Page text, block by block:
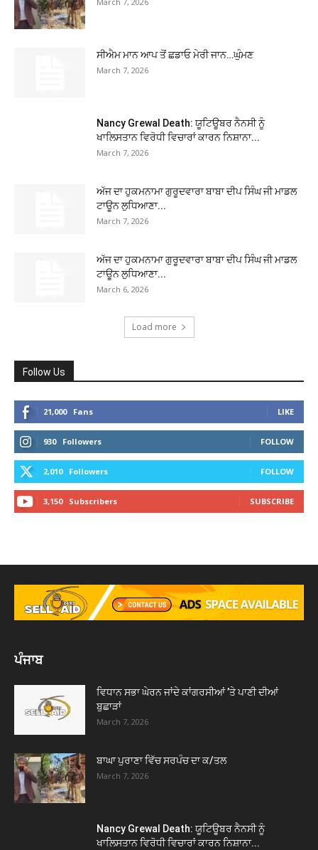
ਸੀਐਮ ਮਾਨ ਆਪ ਤੋਂ ਛਡਾਓ ਮੇਰੀ ਜਾਨ…ਘੁੰਮਣ
March 7, 2026
Nancy Grewal Death: ਯੂਟਿਊਬਰ ਨੈਨਸੀ ਨੂੰ
ਖਾਲਿਸਤਾਨ ਵਿਰੋਧੀ ਵਿਚਾਰਾਂ ਕਾਰਨ ਨਿਸ਼ਾਨਾ...
March 7, 2026
ਅੱਜ ਦਾ ਹੁਕਮਨਾਮਾ ਗੁਰੂਦਵਾਰਾ ਬਾਬਾ ਦੀਪ ਸਿੰਘ ਜੀ ਮਾਡਲ
ਟਾਊਨ ਲੁਧਿਆਣਾ...
March 7, 2026
ਅੱਜ ਦਾ ਹੁਕਮਨਾਮਾ ਗੁਰੂਦਵਾਰਾ ਬਾਬਾ ਦੀਪ ਸਿੰਘ ਜੀ ਮਾਡਲ
ਟਾਊਨ ਲੁਧਿਆਣਾ...
March 6, 2026
Load more
Follow Us
21,000 Fans LIKE
930 Followers FOLLOW
2,010 Followers FOLLOW
3,150 Subscribers SUBSCRIBE
ਪੰਜਾਬ
ਵਿਧਾਨ ਸਭਾ ਘੇਰਨ ਜਾਂਦੇ ਕਾਂਗਰਸੀਆਂ ’ਤੇ ਪਾਣੀ ਦੀਆਂ
ਬੁਛਾੜਾਂ
March 7, 2026
ਬਾਘਾ ਪੁਰਾਣਾ ਵਿੱਚ ਸਰਪੰਚ ਦਾ ਕ/ਤਲ
March 7, 2026
Nancy Grewal Death: ਯੂਟਿਊਬਰ ਨੈਨਸੀ ਨੂੰ
ਖਾਲਿਸਤਾਨ ਵਿਰੋਧੀ ਵਿਚਾਰਾਂ ਕਾਰਨ ਨਿਸ਼ਾਨਾ...